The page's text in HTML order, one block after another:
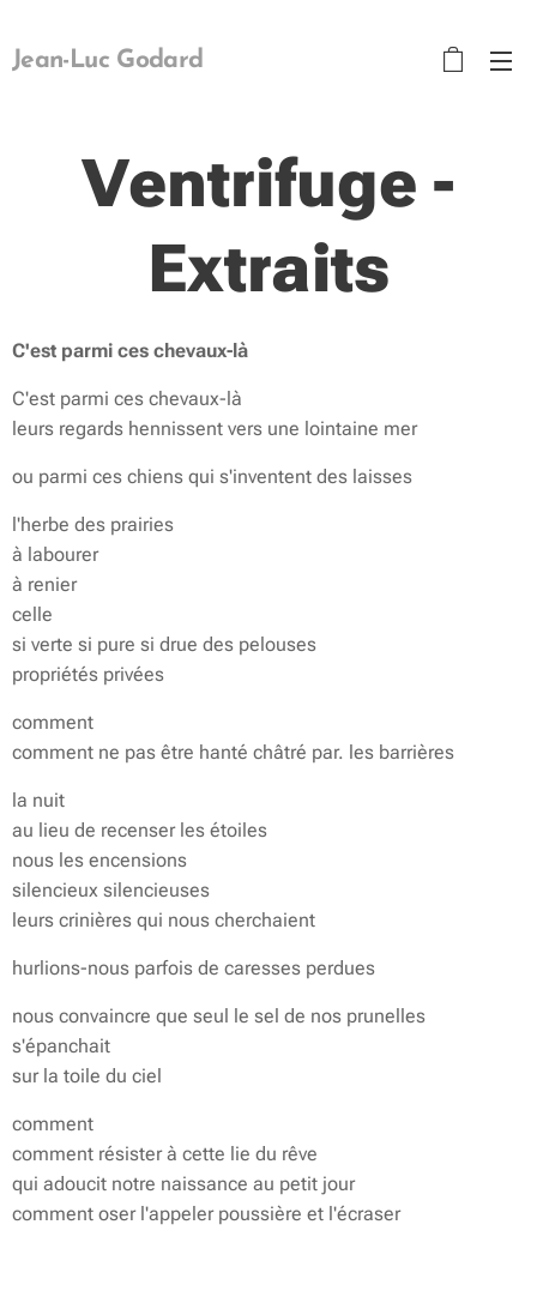
Jean-Luc Godard
Ventrifuge -
Extraits
C'est parmi ces chevaux-là
C'est parmi ces chevaux-là
leurs regards hennissent vers une lointaine mer
ou parmi ces chiens qui s'inventent des laisses
l'herbe des prairies
à labourer
à renier
celle
si verte si pure si drue des pelouses
propriétés privées
comment
comment ne pas être hanté châtré par. les barrières
la nuit
au lieu de recenser les étoiles
nous les encensions
silencieux silencieuses
leurs crinières qui nous cherchaient
hurlions-nous parfois de caresses perdues
nous convaincre que seul le sel de nos prunelles
s'épanchait
sur la toile du ciel
comment
comment résister à cette lie du rêve
qui adoucit notre naissance au petit jour
comment oser l'appeler poussière et l'écraser